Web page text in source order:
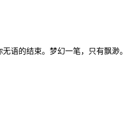
语的结束。梦幻一笔，只有飘渺。